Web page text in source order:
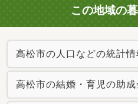
この地域の
高松市の人口などの統計情
高松市の結婚・育児の助成